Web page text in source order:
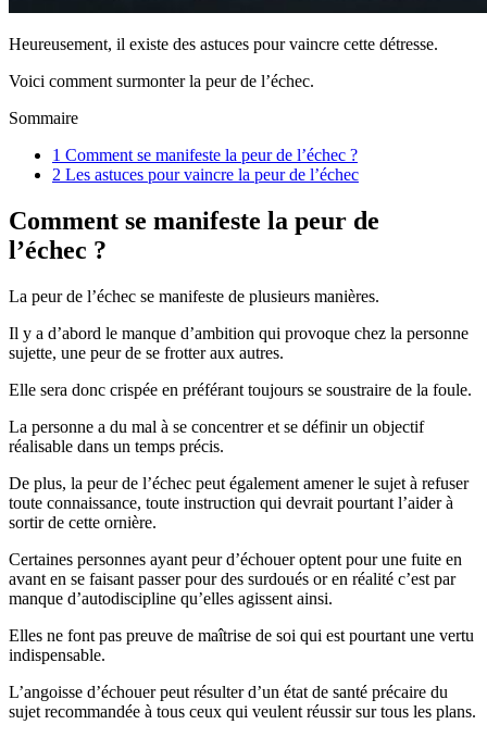
Heureusement, il existe des astuces pour vaincre cette détresse.
Voici comment surmonter la peur de l’échec.
Sommaire
1 Comment se manifeste la peur de l’échec ?
2 Les astuces pour vaincre la peur de l’échec
Comment se manifeste la peur de
l’échec ?
La peur de l’échec se manifeste de plusieurs manières.
Il y a d’abord le manque d’ambition qui provoque chez la personne
sujette, une peur de se frotter aux autres.
Elle sera donc crispée en préférant toujours se soustraire de la foule.
La personne a du mal à se concentrer et se définir un objectif
réalisable dans un temps précis.
De plus, la peur de l’échec peut également amener le sujet à refuser
toute connaissance, toute instruction qui devrait pourtant l’aider à
sortir de cette ornière.
Certaines personnes ayant peur d’échouer optent pour une fuite en
avant en se faisant passer pour des surdoués or en réalité c’est par
manque d’autodiscipline qu’elles agissent ainsi.
Elles ne font pas preuve de maîtrise de soi qui est pourtant une vertu
indispensable.
L’angoisse d’échouer peut résulter d’un état de santé précaire du
sujet recommandée à tous ceux qui veulent réussir sur tous les plans.